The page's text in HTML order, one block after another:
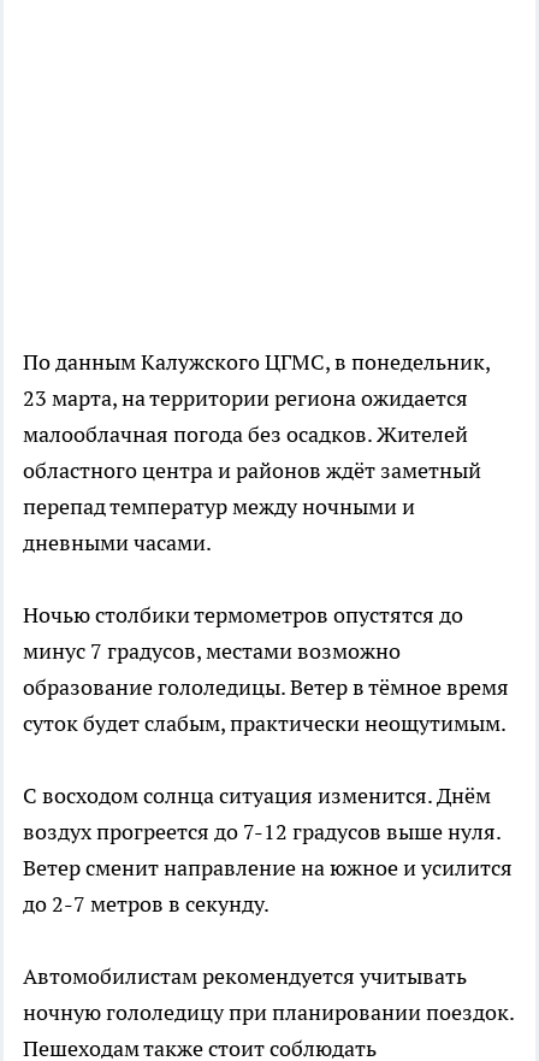
По данным Калужского ЦГМС, в понедельник,
23 марта, на территории региона ожидается
малооблачная погода без осадков. Жителей
областного центра и районов ждёт заметный
перепад температур между ночными и
дневными часами.
Ночью столбики термометров опустятся до
минус 7 градусов, местами возможно
образование гололедицы. Ветер в тёмное время
суток будет слабым, практически неощутимым.
С восходом солнца ситуация изменится. Днём
воздух прогреется до 7-12 градусов выше нуля.
Ветер сменит направление на южное и усилится
до 2-7 метров в секунду.
Автомобилистам рекомендуется учитывать
ночную гололедицу при планировании поездок.
Пешеходам также стоит соблюдать